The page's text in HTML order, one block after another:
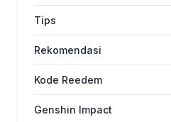
Tips
Rekomendasi
Kode Reedem
Genshin Impact